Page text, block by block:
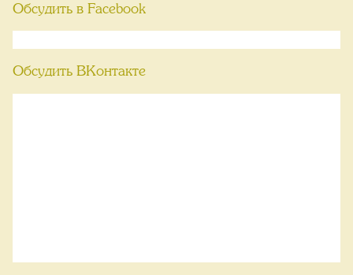
Обсудить в Facebook
Обсудить ВКонтакте